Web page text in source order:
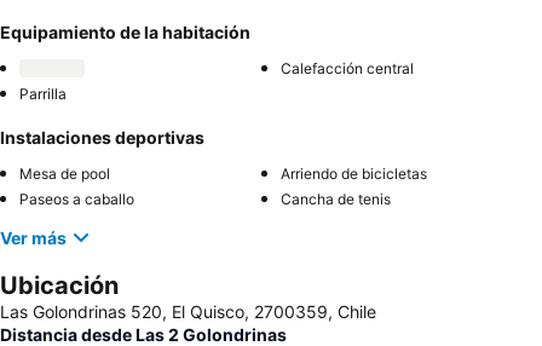
Equipamiento de la habitación
Calefacción central
Parrilla
Instalaciones deportivas
Mesa de pool
Arriendo de bicicletas
Paseos a caballo
Cancha de tenis
Ver más
Ubicación
Las Golondrinas 520, El Quisco, 2700359, Chile
Distancia desde Las 2 Golondrinas